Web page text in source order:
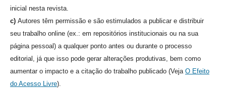
inicial nesta revista.
c)Autores têm permissão e são estimulados a publicar e distribuir
seu trabalho online (ex.: em repositórios institucionais ou na sua
página pessoal) a qualquer ponto antes ou durante o processo
editorial, já que isso pode gerar alterações produtivas, bem como
aumentar o impacto e a citação do trabalho publicado (Veja O Efeito
do Acesso Livre).